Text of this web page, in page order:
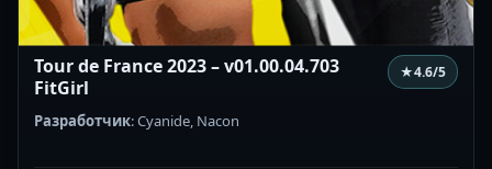
Tour de France 2023 – v01.00.04.703
FitGirl
★4.6/5
Разработчик: Cyanide, Nacon